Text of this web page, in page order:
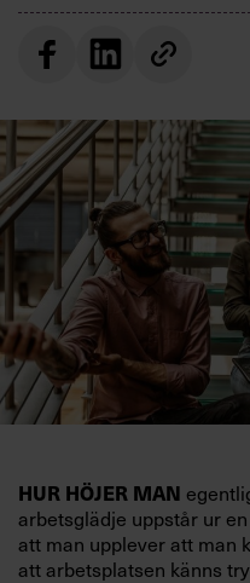
HUR HÖJER MAN
arbetsglädje uppstår ur
att man upplever att man
att arbetsplatsen känns